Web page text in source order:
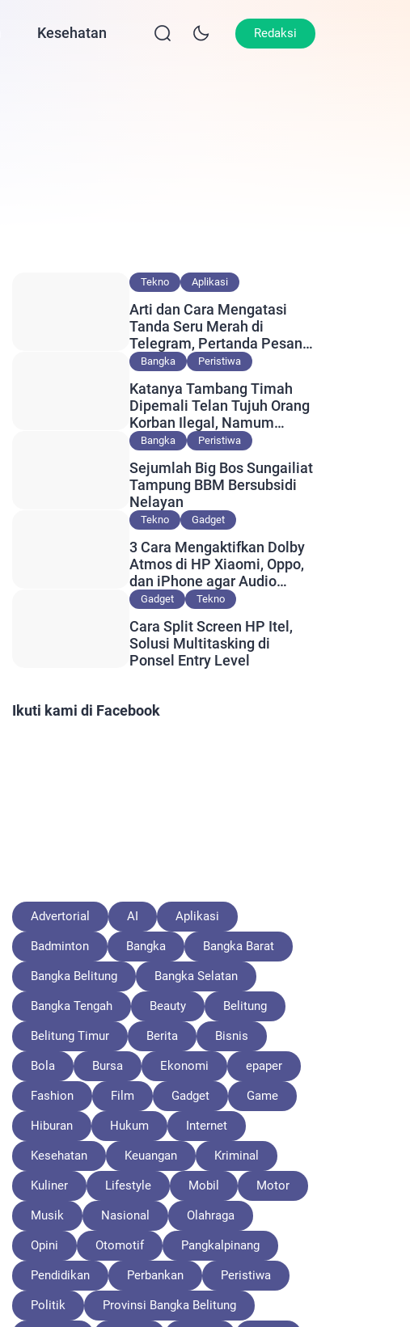
Kesehatan Lifestyle Olahraga
Redaksi
Tekno Aplikasi
Arti dan Cara Mengatasi
Tanda Seru Merah di
Telegram, Pertanda Pesan
Gagal Terkirim?
Bangka Peristiwa
Katanya Tambang Timah
Dipemali Telan Tujuh Orang
Korban Ilegal, Namum
Muncul Slip Pembayaran
Bangka Peristiwa
Sejumlah Big Bos Sungailiat
Tampung BBM Bersubsidi
Nelayan
Tekno Gadget
3 Cara Mengaktifkan Dolby
Atmos di HP Xiaomi, Oppo,
dan iPhone agar Audio
Lebih Maksimal
Gadget Tekno
Cara Split Screen HP Itel,
Solusi Multitasking di
Ponsel Entry Level
Ikuti kami di Facebook
Advertorial AI Aplikasi
Badminton Bangka Bangka Barat
Bangka Belitung Bangka Selatan
Bangka Tengah Beauty Belitung
Belitung Timur Berita Bisnis
Bola Bursa Ekonomi epaper
Fashion Film Gadget Game
Hiburan Hukum Internet
Kesehatan Keuangan Kriminal
Kuliner Lifestyle Mobil Motor
Musik Nasional Olahraga
Opini Otomotif Pangkalpinang
Pendidikan Perbankan Peristiwa
Politik Provinsi Bangka Belitung